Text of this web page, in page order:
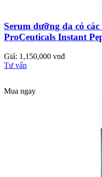
Serum dưỡng da có
ProCeuticals Instant
Giá: 1,150,000 vnđ
Tư vấn
Mua ngay